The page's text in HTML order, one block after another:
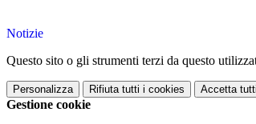
Notizie
Questo sito o gli strumenti terzi da questo
Personalizza Rifiuta tutti i cookies Accetta tutti
Gestione cookie